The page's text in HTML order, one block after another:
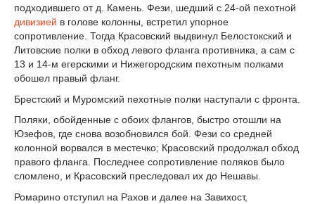
подходившего от д. Камень. Фези, шедший с 24-ой пехотной
дивизией в голове колонны, встретил упорное
сопротивление. Тогда Красовский выдвинул Белостокский и
Литовские полки в обход левого фланга противника, а сам с
13 и 14-м егерскими и Нижегородским пехотным полками
обошел правый фланг.
Брестский и Муромский пехотные полки наступали с фронта.
Поляки, обойденные с обоих флангов, быстро отошли на
Юзефов, где снова возобновился бой. Фези со средней
колонной ворвался в местечко; Красовский продолжал обход
правого фланга. Последнее сопротивление поляков было
сломлено, и Красовский преследовал их до Нешавы.
Ромарино отступил на Рахов и далее на Завихост,